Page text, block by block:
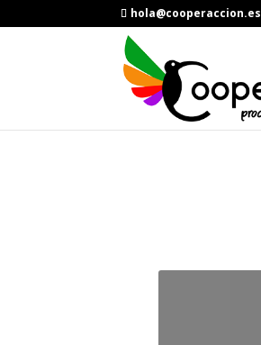
hola@cooperaccion.es